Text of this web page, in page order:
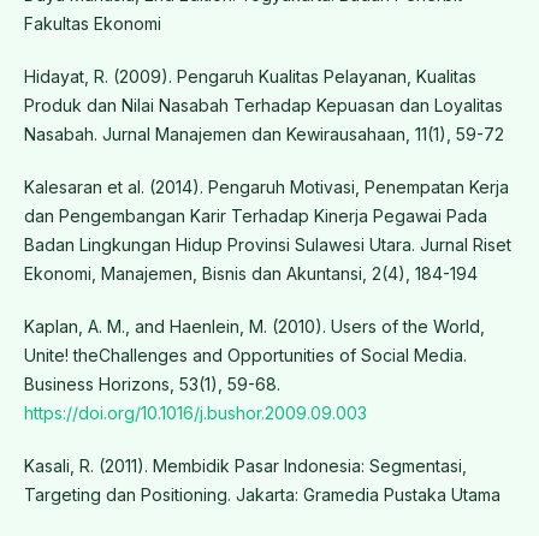
Fakultas Ekonomi
Hidayat, R. (2009). Pengaruh Kualitas Pelayanan, Kualitas
Produk dan Nilai Nasabah Terhadap Kepuasan dan Loyalitas
Nasabah. Jurnal Manajemen dan Kewirausahaan, 11(1), 59-72
Kalesaran et al. (2014). Pengaruh Motivasi, Penempatan Kerja
dan Pengembangan Karir Terhadap Kinerja Pegawai Pada
Badan Lingkungan Hidup Provinsi Sulawesi Utara. Jurnal Riset
Ekonomi, Manajemen, Bisnis dan Akuntansi, 2(4), 184-194
Kaplan, A. M., and Haenlein, M. (2010). Users of the World,
Unite! theChallenges and Opportunities of Social Media.
Business Horizons, 53(1), 59-68.
https://doi.org/10.1016/j.bushor.2009.09.003
Kasali, R. (2011). Membidik Pasar Indonesia: Segmentasi,
Targeting dan Positioning. Jakarta: Gramedia Pustaka Utama